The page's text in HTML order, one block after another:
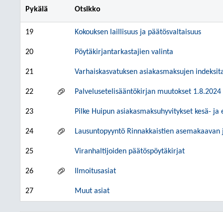
Pykälä Otsikko
19 Kokouksen laillisuus ja päätösvaltaisuus
20 Pöytäkirjantarkastajien valinta
21 Varhaiskasvatuksen asiakasmaksujen
22 Palvelusetelisääntökirjan muutokset 1.8.2024
23 Pilke Huipun asiakasmaksuhyvitykset kesä- ja
24 Lausuntopyyntö Rinnakkaistien
25 Viranhaltijoiden päätöspöytäkirjat
26 Ilmoitusasiat
27 Muut asiat